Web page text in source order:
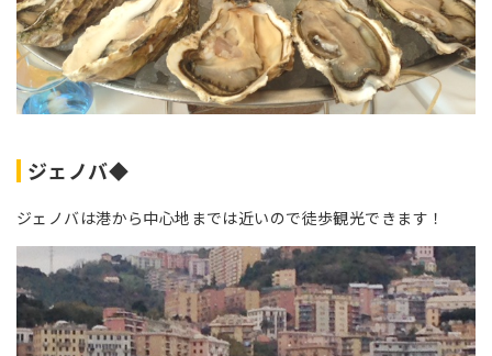
ジェノバ◆
ジェノバは港から中心地までは近いので徒歩観光できます！